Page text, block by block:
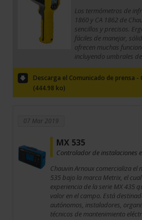
Los termómetros de
1860 y CA 1862 de
sencillos y precisos.
fáciles de manejar,
ofrecen muchas
incluyendo umbrales
Descarga el Comunicado de prensa -
(444.98 ko)
07 Mar 2019
MX 535
Controlador de instalaciones
Chauvin Arnoux comercializa el
535 bajo la marca Metrix, el
experiencia de la serie MX 435
valor en el campo. Está
autónomos, instaladores,
técnicos de mantenimiento